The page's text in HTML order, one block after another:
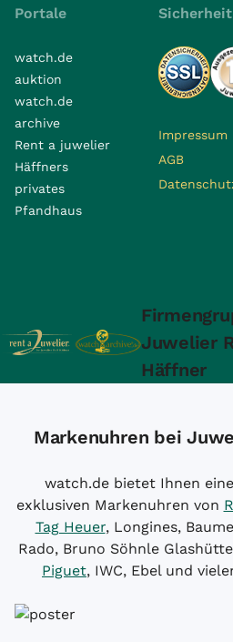
Portale
watch.de
auktion
watch.de
archive
Rent a juwelier
Häffners
privates
Pfandhaus
Sicherheit
Impressum
AGB
Juwelier
Häffner
Markenuhren bei
watch.de bietet Ihnen
exklusiven Markenuhren von
Tag Heuer, Longines,
Rado, Bruno Söhnle
Piguet, IWC, Ebel und